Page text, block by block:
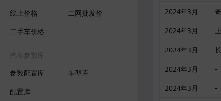
线上价格
二网批发价
二手车价格
汽车参数库
参数配置库
车型库
配置库
2024年3月
2024年3月
2024年3月
2024年3月
-
2024年3月
-